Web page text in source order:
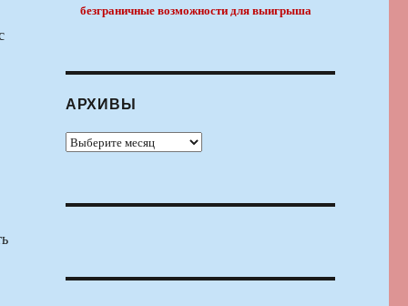
безграничные возможности для выигрыша
АРХИВЫ
Архивы